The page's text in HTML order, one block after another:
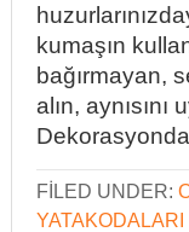
kumaşın
bağırmayan,
alın,
FILED UNDER:
YATAKODALARI